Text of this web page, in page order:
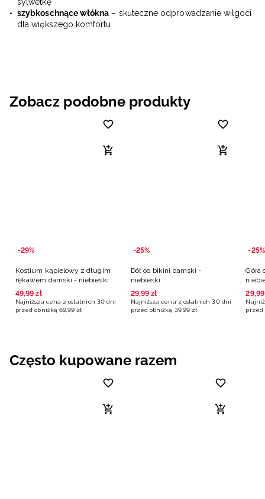
sylwetkę
szybkoschnące włókna – skuteczne odprowadzanie wilgoci
dla większego komfortu
Zobacz podobne produkty
-29%
Kostium kąpielowy z długim
rękawem damski - niebieski
49,99 zł
Najniższa cena z ostatnich 30 dni
przed obniżką 69,99 zł
-25%
Dół od bikini damski -
niebieski
29,99 zł
Najniższa cena z ostatnich 30 dni
przed obniżką 39,99 zł
-25%
Góra
29,99
przed
Często kupowane razem